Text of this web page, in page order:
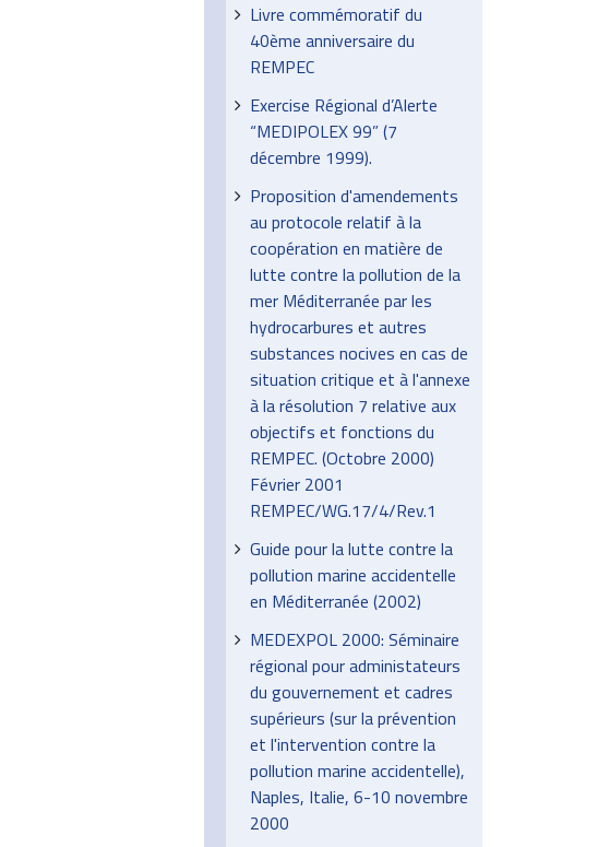
Livre commémoratif du
40ème anniversaire du
REMPEC
Exercise Régional d’Alerte
“MEDIPOLEX 99” (7
décembre 1999).
Proposition d'amendements
au protocole relatif à la
coopération en matière de
lutte contre la pollution de la
mer Méditerranée par les
hydrocarbures et autres
substances nocives en cas de
situation critique et à l'annexe
à la résolution 7 relative aux
objectifs et fonctions du
REMPEC. (Octobre 2000)
Février 2001
REMPEC/WG.17/4/Rev.1
Guide pour la lutte contre la
pollution marine accidentelle
en Méditerranée (2002)
MEDEXPOL 2000: Séminaire
régional pour administateurs
du gouvernement et cadres
supérieurs (sur la prévention
et l'intervention contre la
pollution marine accidentelle),
Naples, Italie, 6-10 novembre
2000